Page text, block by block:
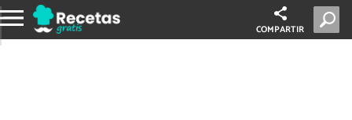
COMPARTIR